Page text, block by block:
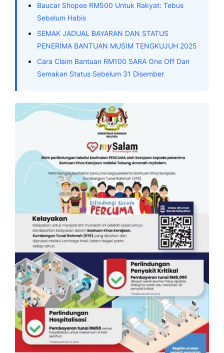
Baucar Shopee RM500 Untuk Rakyat: Tebus
Sebelum Habis
SEMAK JADUAL BAYARAN DAN STATUS
PENERIMA BANTUAN MUSIM TENGKUJUH 2025
Cara Claim Bantuan RM100 SARA One Off Dan
Semakan Status Sebelum 31 Disember